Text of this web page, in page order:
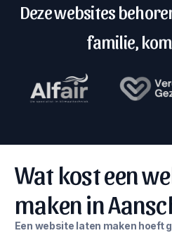
Deze websites
familie,
Wat kost een
maken in
Een website laten maken hoeft